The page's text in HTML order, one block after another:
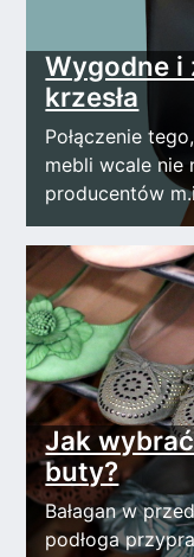
Wygodne i
krzesła
Połączenie
mebli wcale nie
producentów
Jak
buty?
Bałagan w
podłoga